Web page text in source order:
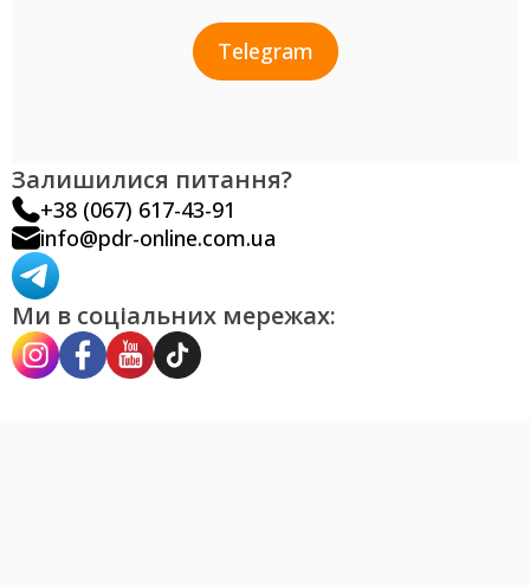
Telegram
Залишилися питання?
+38 (067) 617-43-91
info@pdr-online.com.ua
Ми в соціальних мережах: